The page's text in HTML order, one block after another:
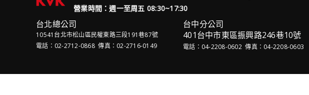
營業時間：週一至周五 08:30~17:30
台北總公司
10541台北市松山區民權東路三段191巷87號
電話：02-2712-0868 傳真：02-2716-0149
台中分公司
401台中市東區振興路246巷10號
電話：04-2208-0602 傳真：04-2208-0603